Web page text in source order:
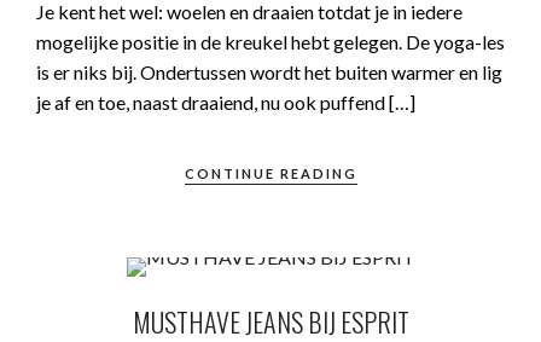
Je kent het wel: woelen en draaien totdat je in iedere
mogelijke positie in de kreukel hebt gelegen. De yoga-les
is er niks bij. Ondertussen wordt het buiten warmer en lig
je af en toe, naast draaiend, nu ook puffend […]
CONTINUE READING
MUSTHAVE JEANS BIJ ESPRIT